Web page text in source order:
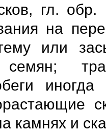
гл.
на
или
семян;
камнях и